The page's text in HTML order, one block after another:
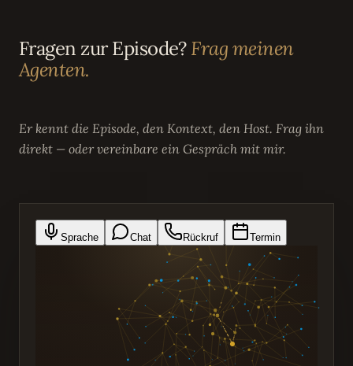
Fragen zur Episode?Frag meinen
Agenten.
Er kennt die Episode, den Kontext, den Host. Frag ihn
direkt — oder vereinbare ein Gespräch mit mir.
Sprache Chat Rückruf Termin